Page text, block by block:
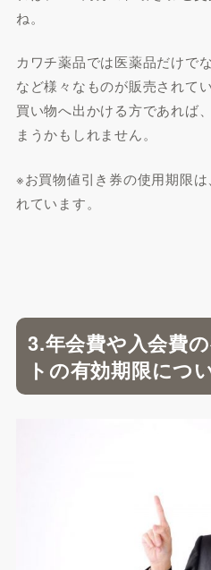
ね。
カワチ薬品では医薬品だけで
など様々なものが販売されて
買い物へ出かける方であれば
まうかもしれません。
※お買物値引き券の使用期限
れています。
3.年会費や入会費
トの有効期限につ